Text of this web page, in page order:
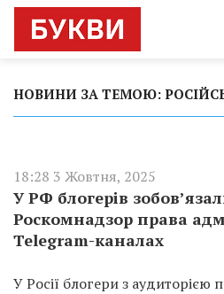
НОВИНИ ЗА ТЕМОЮ:
18:28 3 Жовтня, 2025
У РФ блогерів
Роскомнадзор права
Telegram-каналах
У Росії блогери з аудиторією